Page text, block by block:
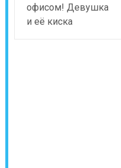
офисом! Девушка
и её киска